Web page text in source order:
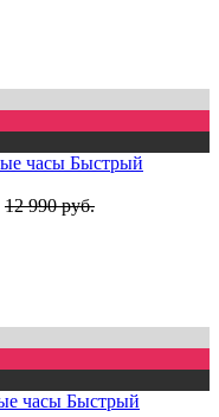
Быстрый
12 990 руб.
Быстрый